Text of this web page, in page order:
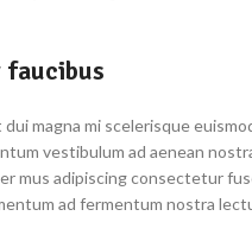
magna mi scelerisque
vestibulum ad aenean
mus adipiscing consectetur
ad fermentum nostra